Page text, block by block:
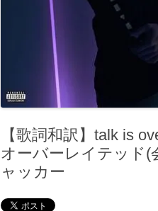
【歌詞和訳】talk is
オーバーレイテッド(
ャッカー